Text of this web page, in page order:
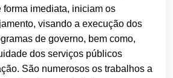
forma imediata, iniciam os
visando a execução dos
de governo, bem como,
dos serviços públicos
São numerosos os trabalhos a